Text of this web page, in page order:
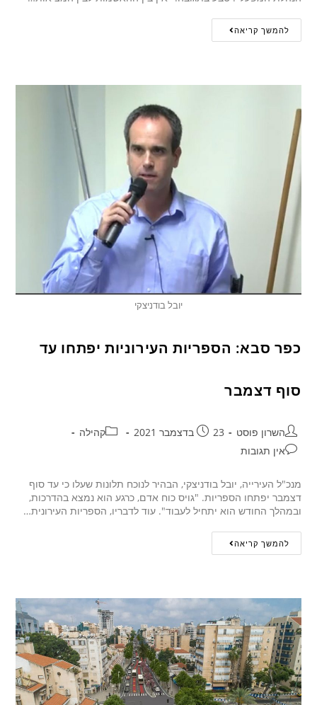
להמשך קריאה
יובל בודניצקי
כפר סבא: הספריות העירוניות יפתחו עד
סוף דצמבר
השרון פוסט 23 בדצמבר 2021
קהילה
אין תגובות
מנכ"ל העירייה, יובל בודניצקי, הבהיר לנוכח תלונות שעלו כי עד סוף
דצמבר יפתחו הספריות. "גויס כוח אדם, כרגע הוא נמצא בהדרכות,
ובמהלך החודש הוא יתחיל לעבוד". עוד לדבריו, הספריות העירונית…
להמשך קריאה